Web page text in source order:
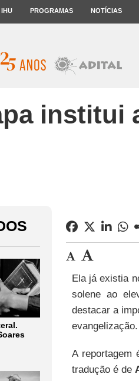
PROGRAMAS NOTÍCIAS
institui
Ela já existia
solene ao
destacar a
A reportagem
tradução é de